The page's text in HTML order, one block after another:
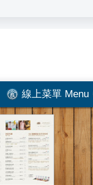
線上菜單 Menu